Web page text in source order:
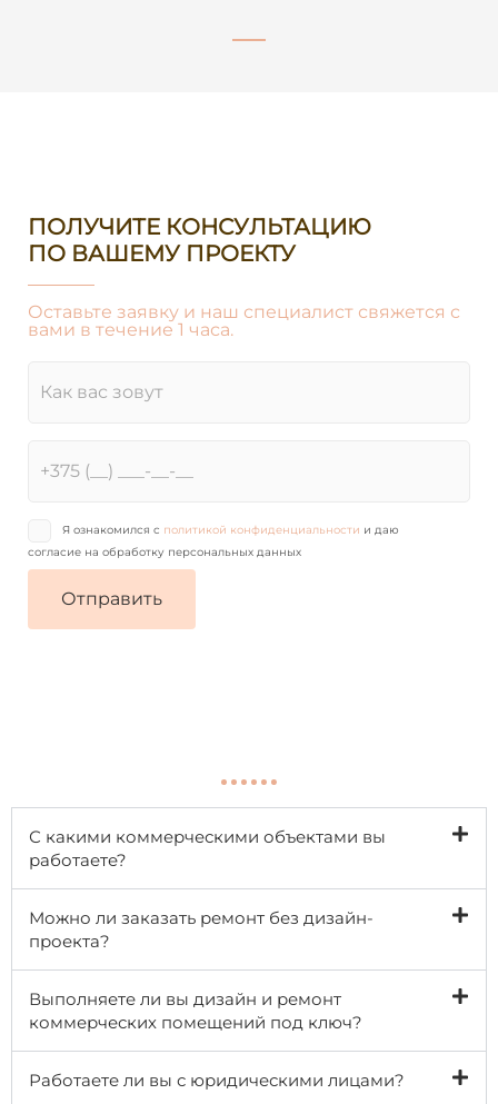
ПОЛУЧИТЕ КОНСУЛЬТАЦИЮ
ПО ВАШЕМУ ПРОЕКТУ
Оставьте заявку и наш специалист свяжется с
вами в течение 1 часа.
Я ознакомился с политикой конфиденциальности и даю
согласие на обработку персональных данных
С какими коммерческими объектами вы
работаете?
Можно ли заказать ремонт без дизайн-
проекта?
Выполняете ли вы дизайн и ремонт
коммерческих помещений под ключ?
Работаете ли вы с юридическими лицами?